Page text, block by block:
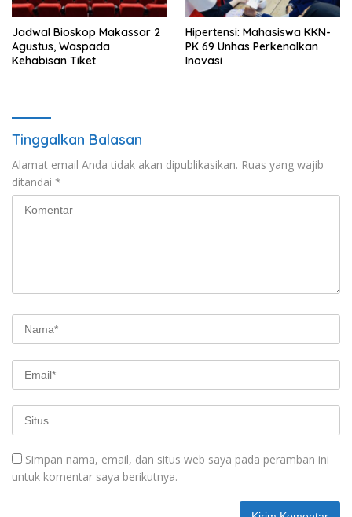
Jadwal Bioskop Makassar 2
Agustus, Waspada
Kehabisan Tiket
Hipertensi: Mahasiswa KKN-
PK 69 Unhas Perkenalkan
Inovasi
Tinggalkan Balasan
Alamat email Anda tidak akan dipublikasikan. Ruas yang wajib
ditandai *
Simpan nama, email, dan situs web saya pada peramban ini
untuk komentar saya berikutnya.